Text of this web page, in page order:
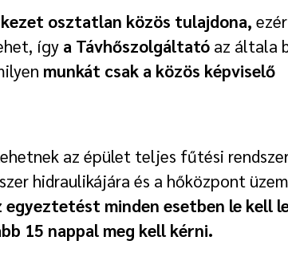
osztatlan közös tulajdona,
így a Távhőszolgáltató az általa
munkát csak a közös képviselő
az épület teljes fűtési
hidraulikájára és a hőközpont
egyeztetést minden esetben le kell
15 nappal meg kell kérni.